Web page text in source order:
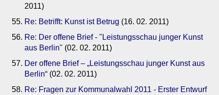
2011)
Re: Betrifft: Kunst ist Betrug (16. 02. 2011)
Re: Der offene Brief - "Leistungsschau junger Kunst
aus Berlin" (02. 02. 2011)
Der offene Brief – „Leistungsschau junger Kunst aus
Berlin“ (02. 02. 2011)
Re: Fragen zur Kommunalwahl 2011 - Erster Entwurf